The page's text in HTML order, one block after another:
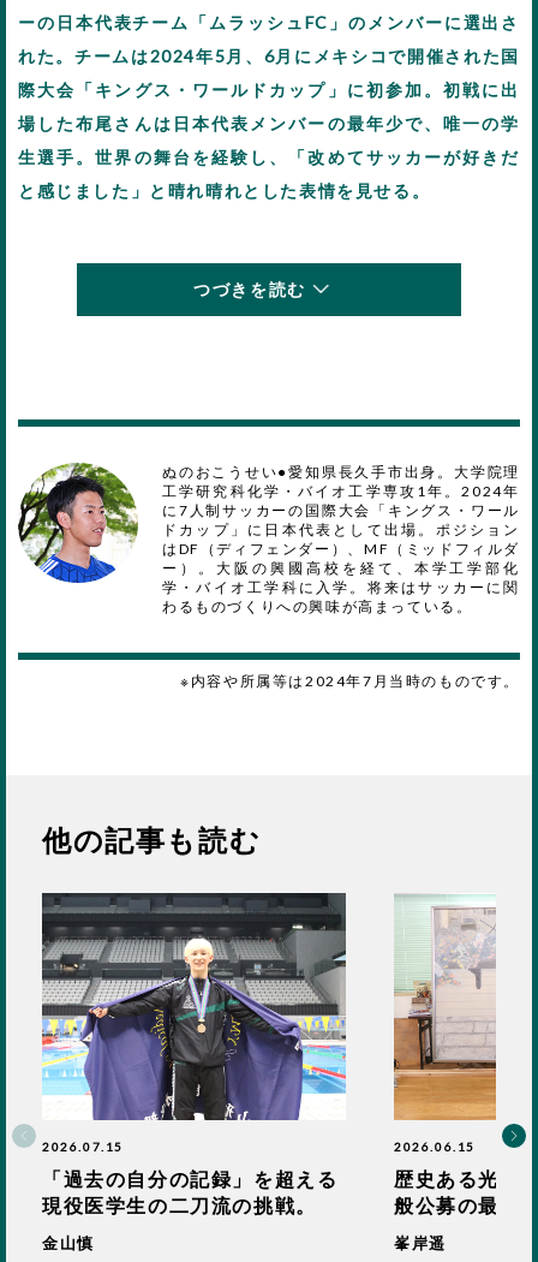
ーの日本代表チーム「ムラッシュFC」のメンバーに選出さ
れた。チームは2024年5月、6月にメキシコで開催された国
際大会「キングス・ワールドカップ」に初参加。初戦に出
場した布尾さんは日本代表メンバーの最年少で、唯一の学
生選手。世界の舞台を経験し、「改めてサッカーが好きだ
と感じました」と晴れ晴れとした表情を見せる。
つづきを読む
ぬのおこうせい●愛知県長久手市出身。大学院理
工学研究科化学・バイオ工学専攻1年。2024年
に7人制サッカーの国際大会「キングス・ワール
ドカップ」に日本代表として出場。ポジション
はDF（ディフェンダー）、MF（ミッドフィルダ
ー）。大阪の興國高校を経て、本学工学部化
学・バイオ工学科に入学。将来はサッカーに関
わるものづくりへの興味が高まっている。
※内容や所属等は2024年7月当時のものです。
他の記事も読む
2026.07.15
「過去の自分の記録」を超える
現役医学生の二刀流の挑戦。
金山慎
2026.06.15
歴史ある光風
般公募の最高
峯岸遥